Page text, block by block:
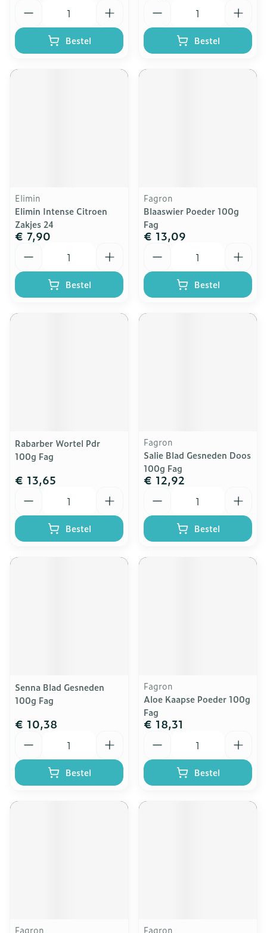
Bestel Bestel
Elimin
Elimin Intense Citroen
Zakjes 24
€ 7,90
Bestel
Fagron
Blaaswier Poeder 100g
Fag
€ 13,09
Bestel
Rabarber Wortel Pdr
100g Fag
€ 13,65
Bestel
Fagron
Salie Blad Gesneden Doos
100g Fag
€ 12,92
Bestel
Senna Blad Gesneden
100g Fag
€ 10,38
Bestel
Fagron
Aloe Kaapse Poeder 100g
Fag
€ 18,31
Bestel
Fagron Fagron